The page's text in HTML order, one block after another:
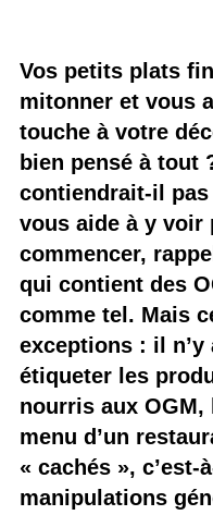
Vos petits plats
mitonner et vous
touche à votre
bien pensé à tout
contiendrait-il pas
vous aide à y voir
commencer,
qui contient des
comme tel. Mais
exceptions : il
étiqueter les
nourris aux
menu d’un
« cachés », c’est-
manipulations